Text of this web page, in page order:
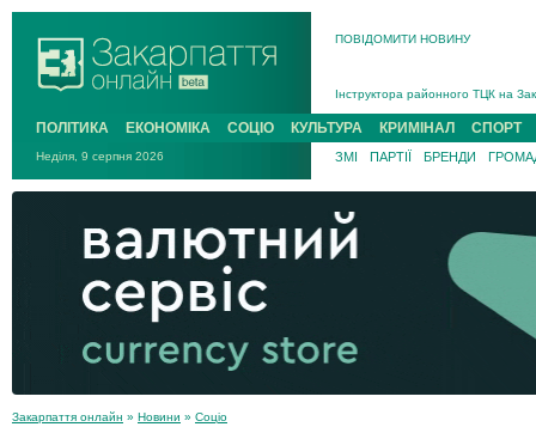
ПОВІДОМИТИ НОВИНУ
Інструктора районного ТЦК на
В Ужгороді попрощаються із
В Ужгороді 5 серпня
Підтвердили загибель
На війні з рф поліг військовий з
На війні загинув 26-річний
ПОЛІТИКА ЕКОНОМІКА СОЦІО КУЛЬТУРА КРИМІНАЛ СПОРТ
Неділя, 9 серпня 2026 ЗМІ ПАРТІЇ БРЕНДИ
Закарпаття онлайн » Новини » Соціо